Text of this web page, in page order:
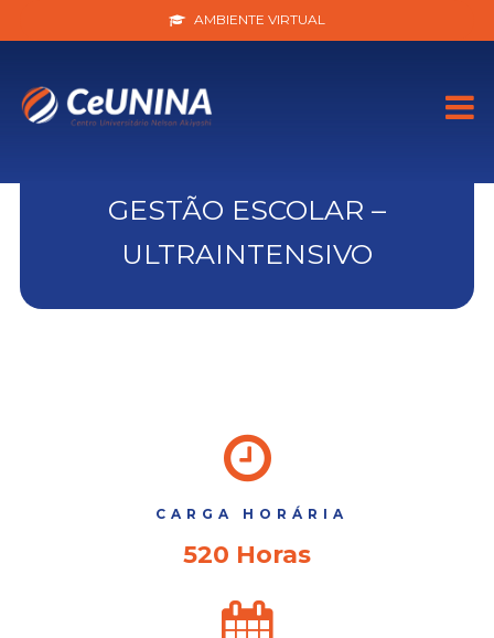
AMBIENTE VIRTUAL
GESTÃO ESCOLAR –
ULTRAINTENSIVO
CARGA HORÁRIA
520 Horas